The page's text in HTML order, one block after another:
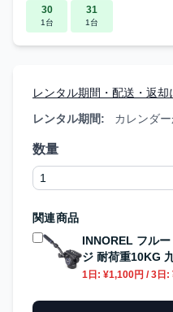
30
1台
31
1台
レンタル期間・配送・返却
レンタル期間:
カレンダ
数量
関連商品
INNOREL フル
ジ 耐荷重10KG
1日: ¥1,100円 / 3日: